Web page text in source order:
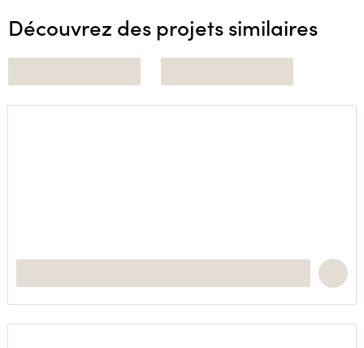
Découvrez des projets similaires